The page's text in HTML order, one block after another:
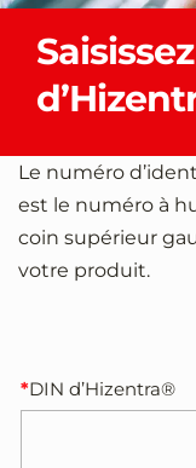
Le numéro
est le numéro à
coin supérieur
votre produit.
DIN d’Hizentra®